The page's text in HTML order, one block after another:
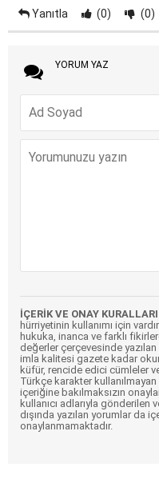
Yanıtla (0) (0)
YORUM YAZ
İÇERİK VE ONAY
hürriyetinin kullanımı için
hukuka, inanca ve farklı
değerler çerçevesinde yazılan
imla kalitesi gazete kadar
küfür, rencide edici cümleler
Türkçe karakter
içeriğine bakılmaksızın
kullanıcı adlarıyla gönderilen
dışında yazılan yorumlar da
onaylanmamaktadır.